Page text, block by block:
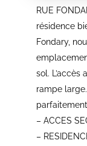
RUE
résidence
Fondary,
sol. L’accès
rampe
– ACCES
–